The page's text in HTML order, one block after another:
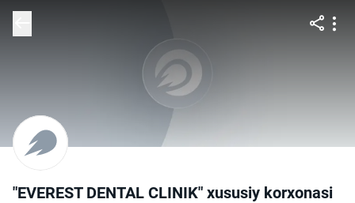
"EVEREST DENTAL CLINIK" xususiy korxonasi